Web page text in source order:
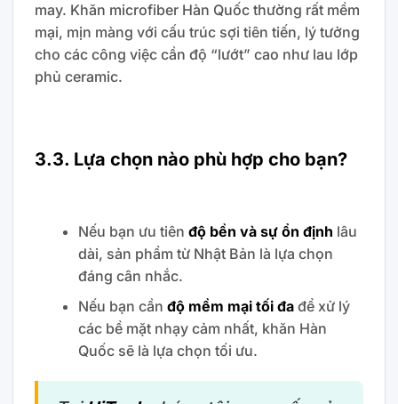
may. Khăn microfiber Hàn Quốc thường rất mềm
mại, mịn màng với cấu trúc sợi tiên tiến, lý tưởng
cho các công việc cần độ “lướt” cao như lau lớp
phủ ceramic.
3.3. Lựa chọn nào phù hợp cho bạn?
Nếu bạn ưu tiên độ bền và sự ổn định lâu
dài, sản phẩm từ Nhật Bản là lựa chọn
đáng cân nhắc.
Nếu bạn cần độ mềm mại tối đađể xử lý
các bề mặt nhạy cảm nhất, khăn Hàn
Quốc sẽ là lựa chọn tối ưu.